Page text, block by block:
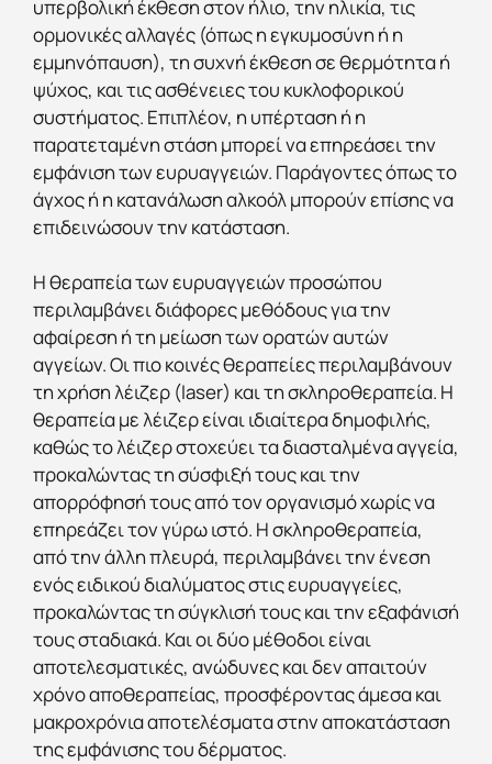
υπερβολική έκθεση στον ήλιο, την ηλικία, τις
ορμονικές αλλαγές (όπως η εγκυμοσύνη ή η
εμμηνόπαυση), τη συχνή έκθεση σε θερμότητα ή
ψύχος, και τις ασθένειες του κυκλοφορικού
συστήματος. Επιπλέον, η υπέρταση ή η
παρατεταμένη στάση μπορεί να επηρεάσει την
εμφάνιση των ευρυαγγειών. Παράγοντες όπως το
άγχος ή η κατανάλωση αλκοόλ μπορούν επίσης να
επιδεινώσουν την κατάσταση.
Η θεραπεία των ευρυαγγειών προσώπου
περιλαμβάνει διάφορες μεθόδους για την
αφαίρεση ή τη μείωση των ορατών αυτών
αγγείων. Οι πιο κοινές θεραπείες περιλαμβάνουν
τη χρήση λέιζερ (laser) και τη σκληροθεραπεία. Η
θεραπεία με λέιζερ είναι ιδιαίτερα δημοφιλής,
καθώς το λέιζερ στοχεύει τα διασταλμένα αγγεία,
προκαλώντας τη σύσφιξή τους και την
απορρόφησή τους από τον οργανισμό χωρίς να
επηρεάζει τον γύρω ιστό. Η σκληροθεραπεία,
από την άλλη πλευρά, περιλαμβάνει την ένεση
ενός ειδικού διαλύματος στις ευρυαγγείες,
προκαλώντας τη σύγκλισή τους και την εξαφάνισή
τους σταδιακά. Και οι δύο μέθοδοι είναι
αποτελεσματικές, ανώδυνες και δεν απαιτούν
χρόνο αποθεραπείας, προσφέροντας άμεσα και
μακροχρόνια αποτελέσματα στην αποκατάσταση
της εμφάνισης του δέρματος.